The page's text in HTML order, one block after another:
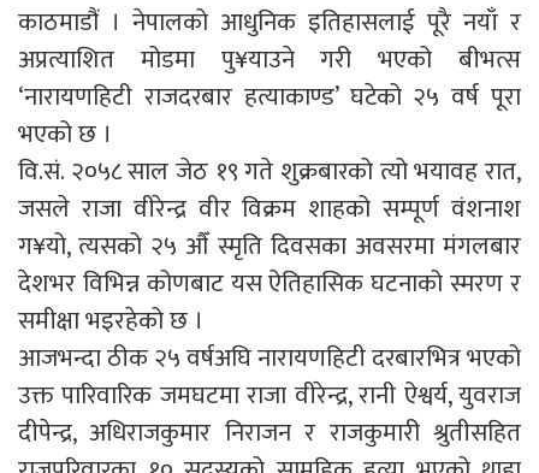
काठमाडौं । नेपालको आधुनिक इतिहासलाई पूरै नयाँ र
अप्रत्याशित मोडमा पु¥याउने गरी भएको बीभत्स
‘नारायणहिटी राजदरबार हत्याकाण्ड’ घटेको २५ वर्ष पूरा
भएको छ ।
वि.सं. २०५८ साल जेठ १९ गते शुक्रबारको त्यो भयावह रात,
जसले राजा वीरेन्द्र वीर विक्रम शाहको सम्पूर्ण वंशनाश
ग¥यो, त्यसको २५ औँ स्मृति दिवसका अवसरमा मंगलबार
देशभर विभिन्न कोणबाट यस ऐतिहासिक घटनाको स्मरण र
समीक्षा भइरहेको छ ।
आजभन्दा ठीक २५ वर्षअघि नारायणहिटी दरबारभित्र भएको
उक्त पारिवारिक जमघटमा राजा वीरेन्द्र, रानी ऐश्वर्य, युवराज
दीपेन्द्र, अधिराजकुमार निराजन र राजकुमारी श्रुतीसहित